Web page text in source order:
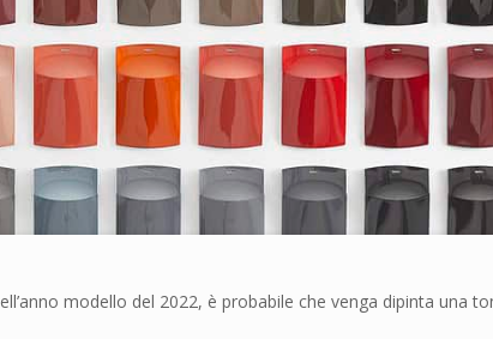
modello del 2022, è probabile che venga dipinta una